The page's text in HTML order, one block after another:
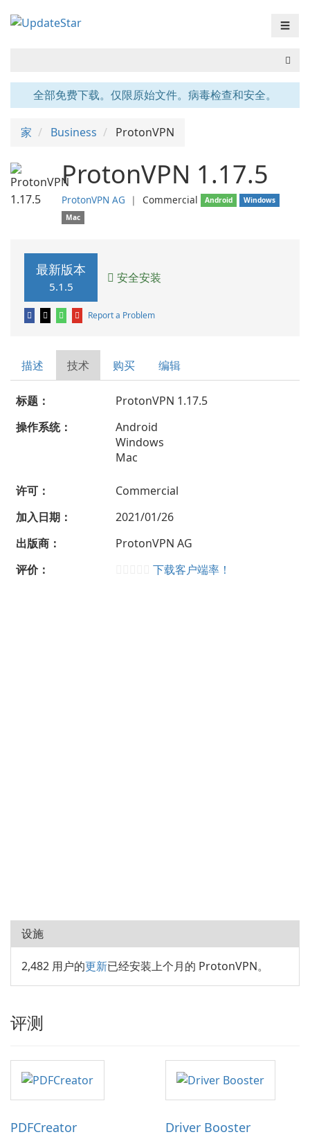
☰
全部免费下载。仅限原始文件。病毒检查和安全。
家 Business ProtonVPN
ProtonVPN 1.17.5
ProtonVPN AG ❘ Commercial Android
Windows
Mac
最新版本
5.1.5
安全安装
Report a Problem
描述 技术 购买 编辑
标题：
ProtonVPN 1.17.5
操作系统：
Android
Windows
Mac
许可：
Commercial
加入日期：
2021/01/26
出版商：
ProtonVPN AG
评价：
下载客户端率！
设施
2,482 用户的更新已经安装上个月的 ProtonVPN。
评测
PDFCreator Driver Booster